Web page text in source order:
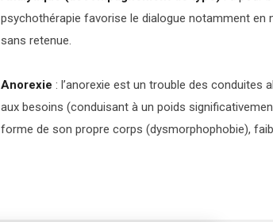
psychothérapie favorise le dialogue notamment
sans retenue.
Anorexie : l’anorexie est un trouble des conduites
aux besoins (conduisant à un poids
forme de son propre corps (dysmorphophobie),